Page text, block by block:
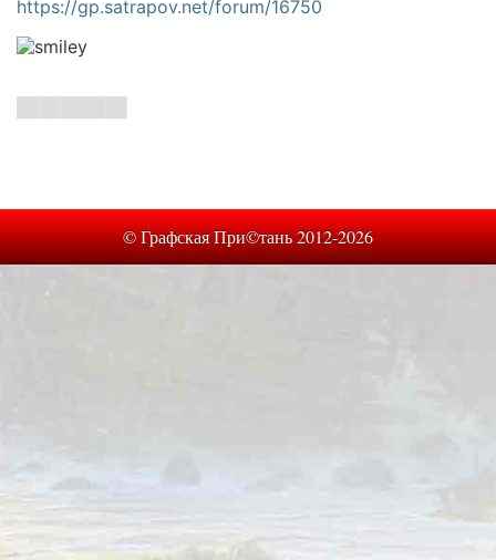
https://gp.satrapov.net/forum/16750
© Графская При©тань 2012-2026